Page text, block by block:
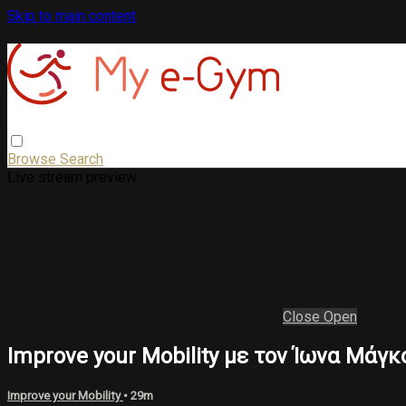
Skip to main content
Browse Search
Close Open
Ιmprove your Μobility με τον Ίωνα
Improve your Mobility • 29m